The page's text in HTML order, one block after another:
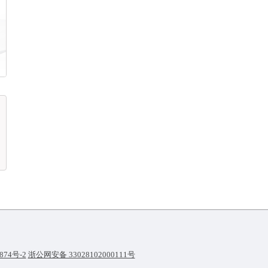
号-2 浙公网安备 33028102000111号